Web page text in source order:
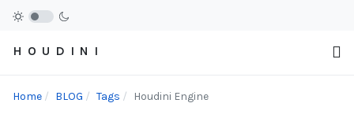
H O U D I N I
Home BLOG Tags Houdini Engine